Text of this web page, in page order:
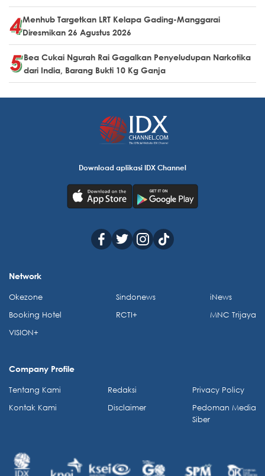
Menhub Targetkan LRT Kelapa Gading-Manggarai
Diresmikan 26 Agustus 2026
Bea Cukai Ngurah Rai Gagalkan Penyeludupan Narkotika
dari India, Barang Bukti 10 Kg Ganja
Download aplikasi IDX Channel
Network
Okezone
Booking Hotel
VISION+
Sindonews
RCTI+
iNews
MNC Trijaya
Company Profile
Tentang Kami
Kontak Kami
Redaksi
Disclaimer
Privacy Policy
Pedoman Media
Siber